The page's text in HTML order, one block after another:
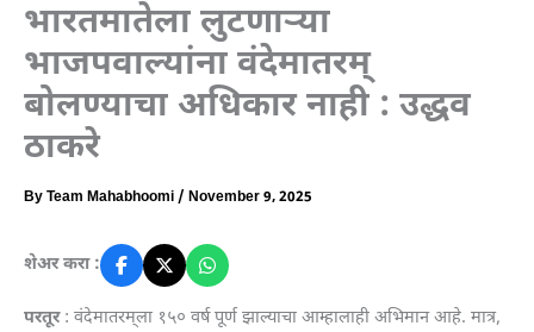
भारतमातेला लुटणाऱ्या
भाजपवाल्यांना वंदेमातरम्
बोलण्याचा अधिकार नाही : उद्धव
ठाकरे
ByTeam Mahabhoomi/ November 9, 2025
शेअर करा :
परतूर: वंदेमातरम्‌ला १५० वर्ष पूर्ण झाल्याचा आम्हालाही अभिमान आहे. मात्र,